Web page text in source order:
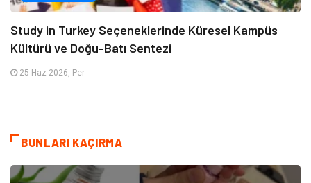
Study in Turkey Seçeneklerinde Küresel Kampüs
Kültürü ve Doğu-Batı Sentezi
25 Haz 2026, Per
BUNLARI KAÇIRMA